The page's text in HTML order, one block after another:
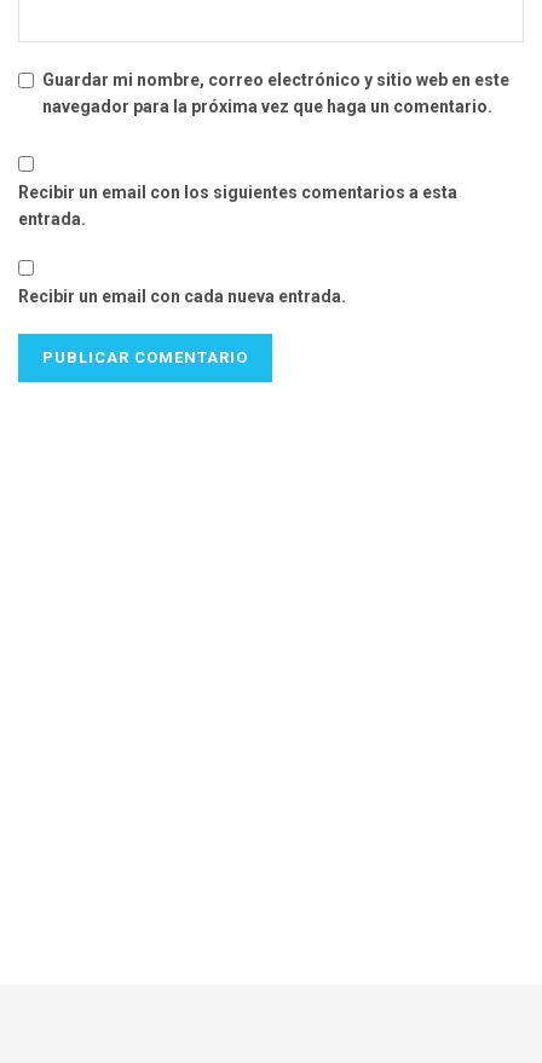
Guardar mi nombre, correo electrónico y sitio web en este
navegador para la próxima vez que haga un comentario.
Recibir un email con los siguientes comentarios a esta
entrada.
Recibir un email con cada nueva entrada.